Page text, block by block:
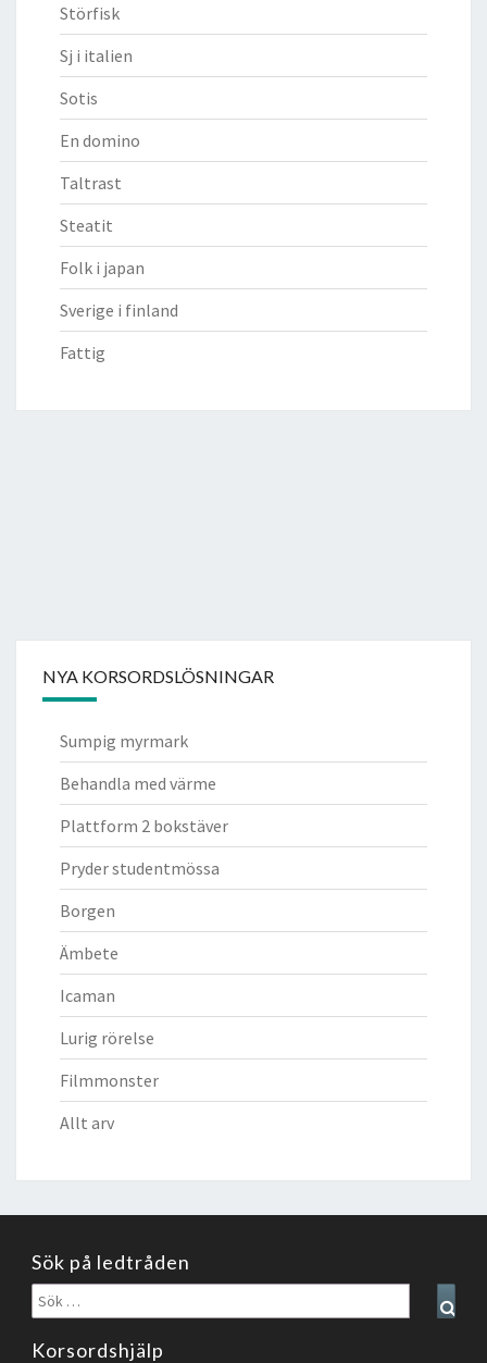
Störfisk
Sj i italien
Sotis
En domino
Taltrast
Steatit
Folk i japan
Sverige i finland
Fattig
NYA KORSORDSLÖSNINGAR
Sumpig myrmark
Behandla med värme
Plattform 2 bokstäver
Pryder studentmössa
Borgen
Ämbete
Icaman
Lurig rörelse
Filmmonster
Allt arv
Sök på ledtråden
Sök
efter:
Korsordshjälp